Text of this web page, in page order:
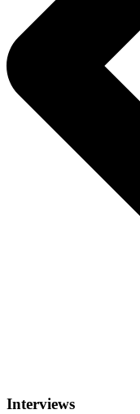
Interviews